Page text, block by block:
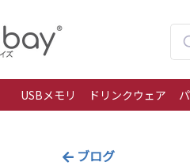
USBメモリ ドリンクウェア
ブログ